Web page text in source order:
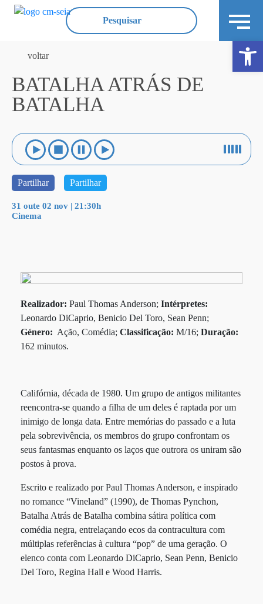
voltar
BATALHA ATRÁS DE
BATALHA
Partilhar Partilhar
31 oute 02 nov | 21:30h
Cinema
Realizador: Paul Thomas Anderson; Intérpretes:
Leonardo DiCaprio, Benicio Del Toro, Sean Penn;
Género: Ação, Comédia; Classificação: M/16; Duração:
162 minutos.
Califórnia, década de 1980. Um grupo de antigos militantes
reencontra-se quando a filha de um deles é raptada por um
inimigo de longa data. Entre memórias do passado e a luta
pela sobrevivência, os membros do grupo confrontam os
seus fantasmas enquanto os laços que outrora os uniram são
postos à prova.
Escrito e realizado por Paul Thomas Anderson, e inspirado
no romance “Vineland” (1990), de Thomas Pynchon,
Batalha Atrás de Batalha combina sátira política com
comédia negra, entrelaçando ecos da contracultura com
múltiplas referências à cultura “pop” de uma geração. O
elenco conta com Leonardo DiCaprio, Sean Penn, Benicio
Del Toro, Regina Hall e Wood Harris.